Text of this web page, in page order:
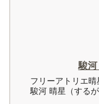
駿河
フリーアトリエ晴
駿河 晴星（する